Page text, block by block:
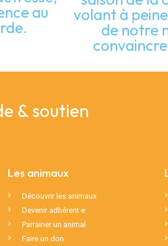
au volant à
de notre
& soutien
Les animaux
Découvrir les animaux
Devenir adhérent·e
Parrainer un animal
Faire un don